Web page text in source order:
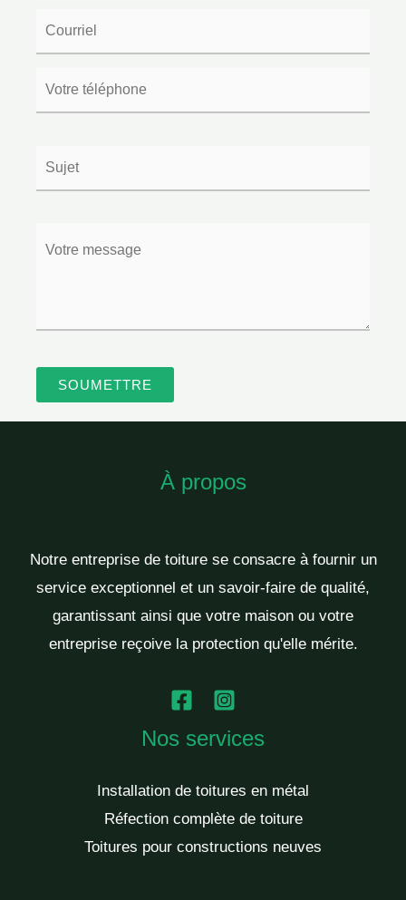
À propos
Notre entreprise de toiture se consacre à fournir un
service exceptionnel et un savoir-faire de qualité,
garantissant ainsi que votre maison ou votre
entreprise reçoive la protection qu'elle mérite.
Nos services
Installation de toitures en métal
Réfection complète de toiture
Toitures pour constructions neuves